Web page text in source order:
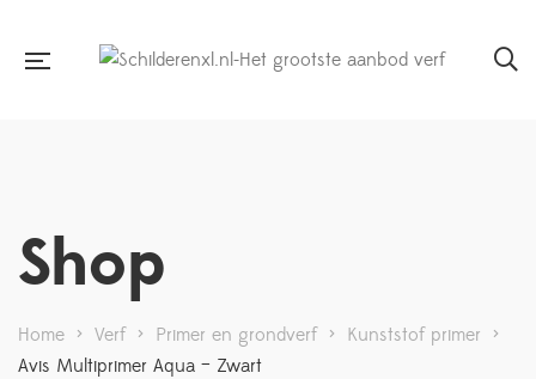
Shop
Home > Verf > Primer en grondverf > Kunststof primer >
Avis Multiprimer Aqua – Zwart